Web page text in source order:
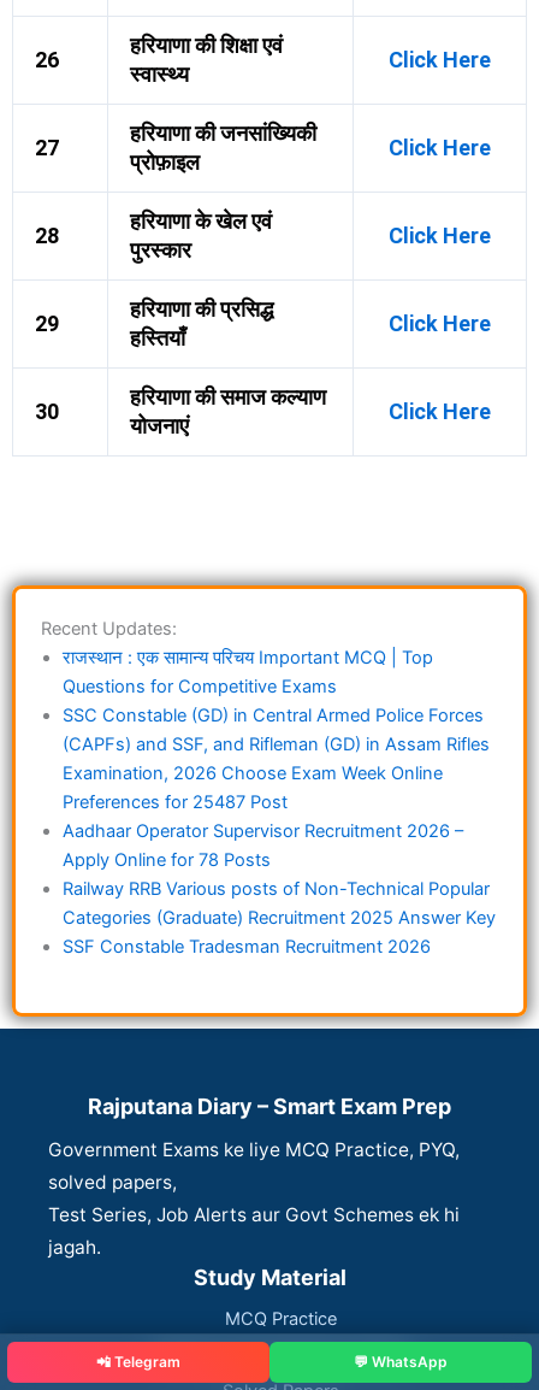
26
हरियाणा की शिक्षा एवं
स्वास्थ्य
Click Here
27
हरियाणा की जनसांख्यिकी
प्रोफ़ाइल
Click Here
28
हरियाणा के खेल एवं
पुरस्कार
Click Here
29
हरियाणा की प्रसिद्ध
हस्तियाँ
Click Here
30
हरियाणा की समाज कल्याण
योजनाएं
Click Here
Recent Updates:
राजस्थान : एक सामान्य परिचय Important MCQ | Top
Questions for Competitive Exams
SSC Constable (GD) in Central Armed Police Forces
(CAPFs) and SSF, and Rifleman (GD) in Assam Rifles
Examination, 2026 Choose Exam Week Online
Preferences for 25487 Post
Aadhaar Operator Supervisor Recruitment 2026 –
Apply Online for 78 Posts
Railway RRB Various posts of Non-Technical Popular
Categories (Graduate) Recruitment 2025 Answer Key
SSF Constable Tradesman Recruitment 2026
Rajputana Diary – Smart Exam Prep
Government Exams ke liye MCQ Practice, PYQ,
solved papers,
Test Series, Job Alerts aur Govt Schemes ek hi
jagah.
Study Material
MCQ Practice
Previous Year Questions (PYQ)
📲 Telegram 💬 WhatsApp